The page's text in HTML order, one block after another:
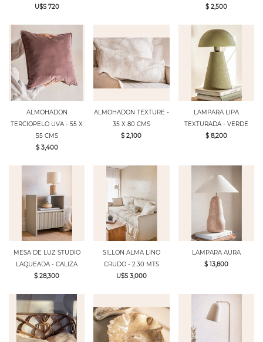
U$S 720
$ 2,500
ALMOHADON
TERCIOPELO UVA - 55 X
55 CMS
$ 3,400
ALMOHADON TEXTURE -
35 X 80 CMS
$ 2,100
LAMPARA LIPA
TEXTURADA - VERDE
$ 8,200
MESA DE LUZ STUDIO
LAQUEADA - CALIZA
$ 28,300
SILLON ALMA LINO
CRUDO - 2.30 MTS
U$S 3,000
LAMPARA AURA
$ 13,800